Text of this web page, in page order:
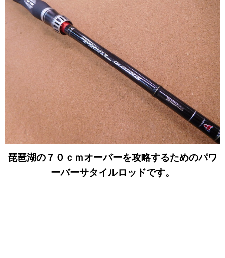
琵琶湖の７０ｃｍオーバーを攻略するためのパワ
ーバーサタイルロッドです。